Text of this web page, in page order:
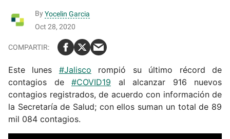
By Yocelin Garcia
Oct 28, 2020
Este lunes #Jalisco rompió su último récord de
contagios de #COVID19 al alcanzar 916 nuevos
contagios registrados, de acuerdo con información de
la Secretaría de Salud; con ellos suman un total de 89
mil 084 contagios.